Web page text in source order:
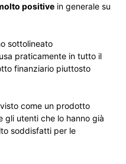
positive in generale su
sottolineato
praticamente in tutto il
finanziario piuttosto
come un prodotto
gli utenti che lo hanno già
soddisfatti per le